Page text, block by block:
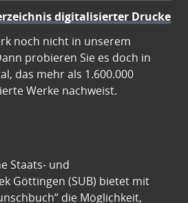
digitalisierter Drucke
noch nicht in unserem
probieren Sie es doch in
das mehr als 1.600.000
Werke nachweist.
Staats- und
Göttingen (SUB) bietet mit
die Möglichkeit,